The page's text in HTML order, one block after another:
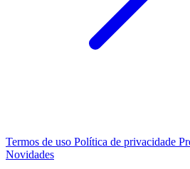
Termos de uso Política de privacidade
Novidades